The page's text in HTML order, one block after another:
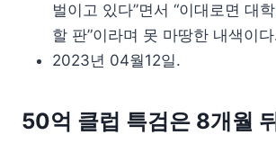
벌이고 있다”면서 “이대로면 대
할 판”이라며 못 마땅한 내색이
2023년 04월12일.
50억 클럽 특검은 8개월